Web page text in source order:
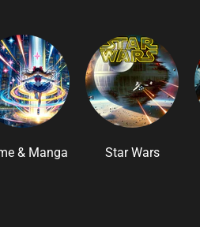
& Manga Star Wars